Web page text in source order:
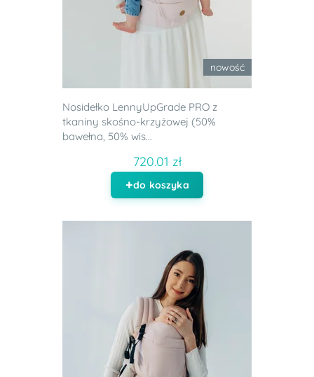
nowość
Nosidełko LennyUpGrade PRO z
tkaniny skośno-krzyżowej (50%
bawełna, 50% wis...
720.01 zł
do koszyka